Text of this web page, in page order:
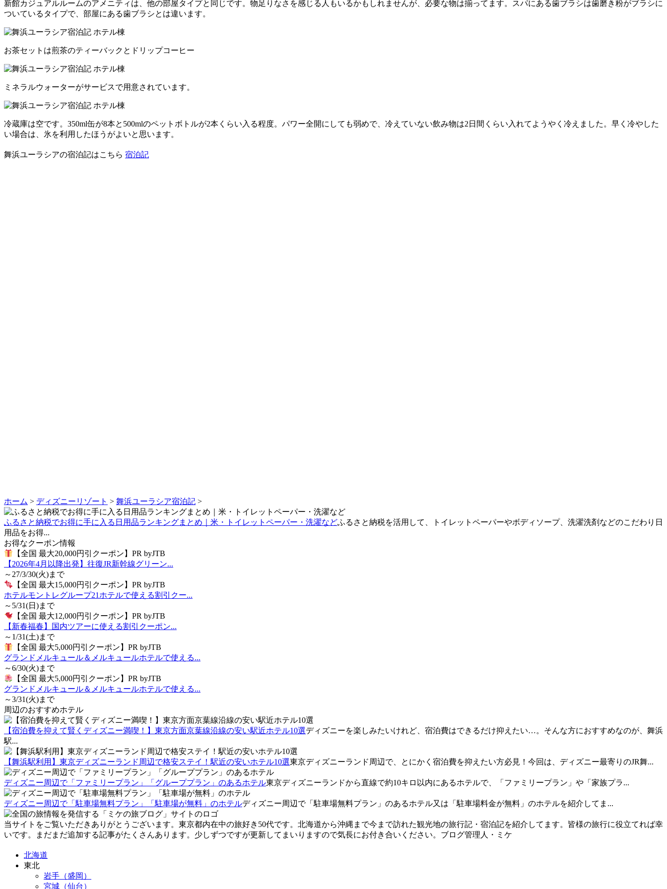
新館カジュアルルームのアメニティは、他の部屋タイプと同じです。物足りなさを感じる人もいるかもしれませんが、必要な物は揃ってます。スパにある歯ブラシは歯磨き粉がブラシに
ついているタイプで、部屋にある歯ブラシとは違います。
お茶セットは煎茶のティーバックとドリップコーヒー
ミネラルウォーターがサービスで用意されています。
冷蔵庫は空です。350ml缶が8本と500mlのペットボトルが2本くらい入る程度。パワー全開にしても弱めで、冷えていない飲み物は2日間くらい入れてようやく冷えました。早く冷やした
い場合は、氷を利用したほうがよいと思います。
舞浜ユーラシアの宿泊記はこちら 宿泊記
ホーム > ディズニーリゾート > 舞浜ユーラシア宿泊記 >
ふるさと納税でお得に手に入る日用品ランキングまとめ｜米・トイレットペーパー・洗濯などふるさと納税を活用して、トイレットペーパーやボディソープ、洗濯洗剤などのこだわり日
用品をお得...
お得なクーポン情報
【全国 最大20,000円引クーポン】PR byJTB
【2026年4月以降出発】往復JR新幹線グリーン...
～27/3/30(火)まで
【全国 最大15,000円引クーポン】PR byJTB
ホテルモントレグループ21ホテルで使える割引クー...
～5/31(日)まで
【全国 最大12,000円引クーポン】PR byJTB
【新春福春】国内ツアーに使える割引クーポン...
～1/31(土)まで
【全国 最大5,000円引クーポン】PR byJTB
グランドメルキュール＆メルキュールホテルで使える...
～6/30(火)まで
【全国 最大5,000円引クーポン】PR byJTB
グランドメルキュール＆メルキュールホテルで使える...
～3/31(火)まで
周辺のおすすめホテル
【宿泊費を抑えて賢くディズニー満喫！】東京方面京葉線沿線の安い駅近ホテル10選ディズニーを楽しみたいけれど、宿泊費はできるだけ抑えたい…。そんな方におすすめなのが、舞浜
駅...
【舞浜駅利用】東京ディズニーランド周辺で格安ステイ！駅近の安いホテル10選東京ディズニーランド周辺で、とにかく宿泊費を抑えたい方必見！今回は、ディズニー最寄りのJR舞...
ディズニー周辺で「ファミリープラン」「グループプラン」のあるホテル東京ディズニーランドから直線で約10キロ以内にあるホテルで、「ファミリープラン」や「家族プラ...
ディズニー周辺で「駐車場無料プラン」「駐車場が無料」のホテルディズニー周辺で「駐車場無料プラン」のあるホテル又は「駐車場料金が無料」のホテルを紹介してま...
当サイトをご覧いただきありがとうございます。東京都内在中の旅好き50代です。北海道から沖縄まで今まで訪れた観光地の旅行記・宿泊記を紹介してます。皆様の旅行に役立てれば幸
いです。まだまだ追加する記事がたくさんあります。少しずつですが更新してまいりますので気長にお付き合いください。ブログ管理人・ミケ
北海道
東北
岩手（盛岡）
宮城（仙台）